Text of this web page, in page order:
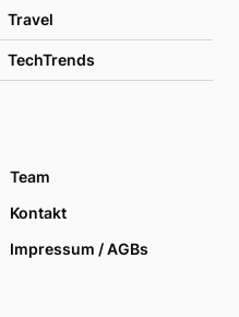
Travel
TechTrends
Team
Kontakt
Impressum / AGBs